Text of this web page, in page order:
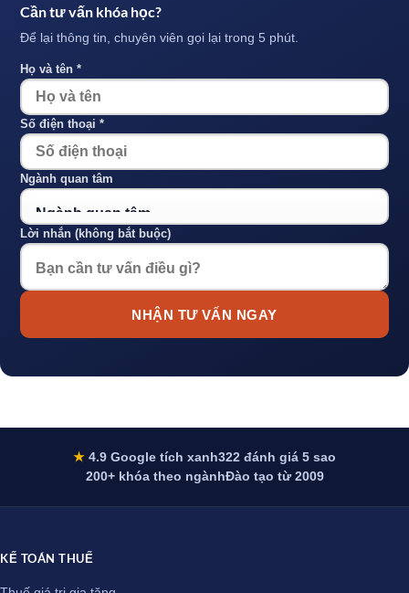
Cần tư vấn khóa học?
Để lại thông tin, chuyên viên gọi lại trong 5 phút.
Họ và tên *
Số điện thoại *
Ngành quan tâm
Lời nhắn (không bắt buộc)
NHẬN TƯ VẤN NGAY
★ 4.9 Google tích xanh322 đánh giá 5 sao
200+ khóa theo ngànhĐào tạo từ 2009
KẾ TOÁN THUẾ